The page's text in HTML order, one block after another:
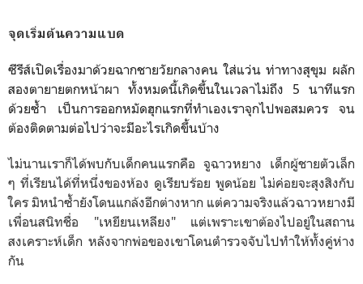
จุดเริ่มต้นความแบด
ซีรีส์เปิดเรื่องมาด้วยฉากชายวัยกลางคน ใส่แว่น ท่าทางสุขุม ผลัก
สองตายายตกหน้าผา ทั้งหมดนี้เกิดขึ้นในเวลาไม่ถึง 5 นาทีแรก
ด้วยซ้ำ เป็นการออกหมัดฮุกแรกที่ทำเองเราจุกไปพอสมควร จน
ต้องติดตามต่อไปว่าจะมีอะไรเกิดขึ้นบ้าง
ไม่นานเราก็ได้พบกับเด็กคนแรกคือ จูฉาวหยาง เด็กผู้ชายตัวเล็ก
ๆ ที่เรียนได้ที่หนึ่งของห้อง ดูเรียบร้อย พูดน้อย ไม่ค่อยจะสุงสิงกับ
ใคร มิหนำซ้ำยังโดนแกล้งอีกต่างหาก แต่ความจริงแล้วฉาวหยางมี
เพื่อนสนิทชื่อ "เหยียนเหลียง" แต่เพราะเขาต้องไปอยู่ในสถาน
สงเคราะห์เด็ก หลังจากพ่อของเขาโดนตำรวจจับไปทำให้ทั้งคู่ห่าง
กัน